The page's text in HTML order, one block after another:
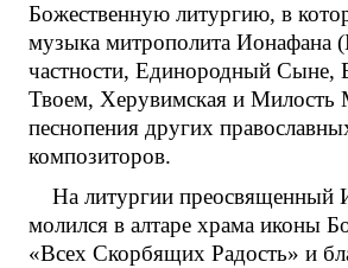
Божественную литургию, в
музыка митрополита Ионафана
частности, Единородный Сыне,
Твоем, Херувимская и Милость
песнопения других
композиторов.
На литургии преосвященный
молился в алтаре храма иконы
«Всех Скорбящих Радость» и